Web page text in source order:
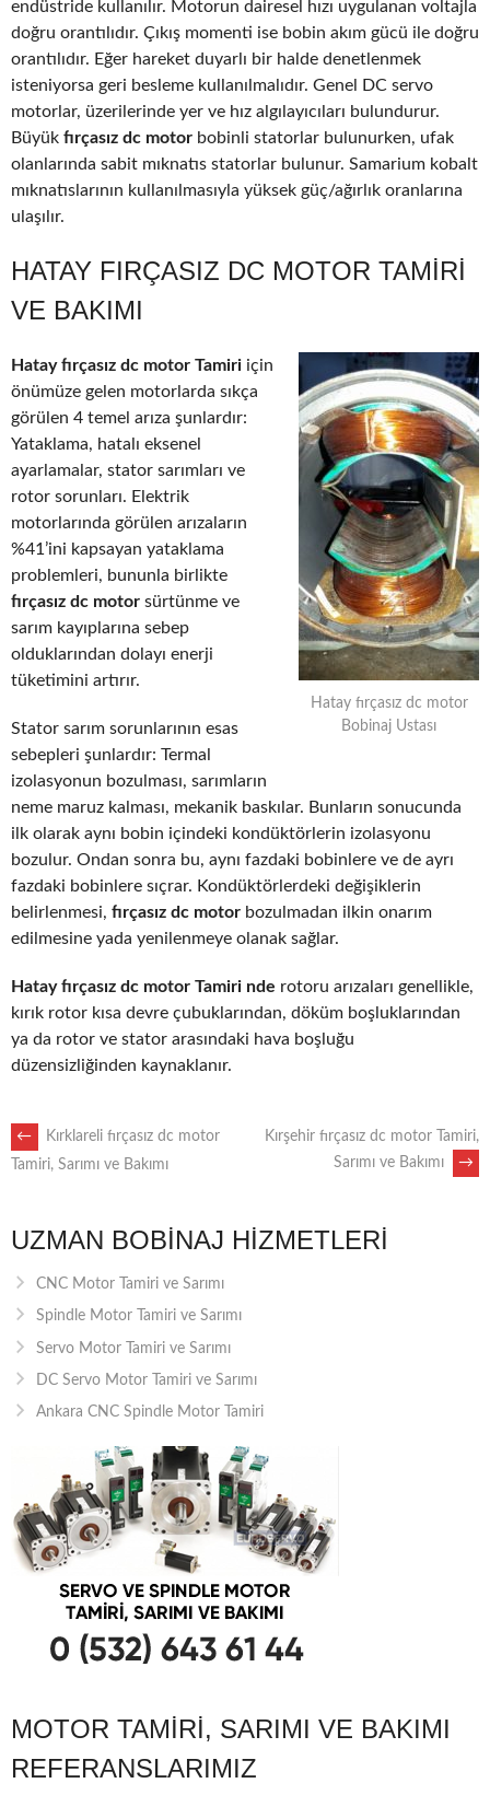
endüstride kullanılır. Motorun dairesel hızı uygulanan voltajla
doğru orantılıdır. Çıkış momenti ise bobin akım gücü ile doğru
orantılıdır. Eğer hareket duyarlı bir halde denetlenmek
isteniyorsa geri besleme kullanılmalıdır. Genel DC servo
motorlar, üzerilerinde yer ve hız algılayıcıları bulundurur.
Büyük fırçasız dc motor bobinli statorlar bulunurken, ufak
olanlarında sabit mıknatıs statorlar bulunur. Samarium kobalt
mıknatıslarının kullanılmasıyla yüksek güç/ağırlık oranlarına
ulaşılır.
HATAY FIRÇASIZ DC MOTOR TAMIRI
VE BAKIMI
Hatay fırçasız dc motor
Bobinaj Ustası
Hatay fırçasız dc motor Tamiri için
önümüze gelen motorlarda sıkça
görülen 4 temel arıza şunlardır:
Yataklama, hatalı eksenel
ayarlamalar, stator sarımları ve
rotor sorunları. Elektrik
motorlarında görülen arızaların
%41’ini kapsayan yataklama
problemleri, bununla birlikte
fırçasız dc motor sürtünme ve
sarım kayıplarına sebep
olduklarından dolayı enerji
tüketimini artırır.
Stator sarım sorunlarının esas
sebepleri şunlardır: Termal
izolasyonun bozulması, sarımların
neme maruz kalması, mekanik baskılar. Bunların sonucunda
ilk olarak aynı bobin içindeki kondüktörlerin izolasyonu
bozulur. Ondan sonra bu, aynı fazdaki bobinlere ve de ayrı
fazdaki bobinlere sıçrar. Kondüktörlerdeki değişiklerin
belirlenmesi, fırçasız dc motor bozulmadan ilkin onarım
edilmesine yada yenilenmeye olanak sağlar.
Hatay fırçasız dc motor Tamiri nde rotoru arızaları genellikle,
kırık rotor kısa devre çubuklarından, döküm boşluklarından
ya da rotor ve stator arasındaki hava boşluğu
düzensizliğinden kaynaklanır.
POST
←
Kırklareli fırçasız dc motor
Tamiri, Sarımı ve Bakımı
Kırşehir fırçasız dc motor Tamiri,
Sarımı ve Bakımı
→
UZMAN BOBINAJ HIZMETLERI
CNC Motor Tamiri ve Sarımı
Spindle Motor Tamiri ve Sarımı
Servo Motor Tamiri ve Sarımı
DC Servo Motor Tamiri ve Sarımı
Ankara CNC Spindle Motor Tamiri
MOTOR TAMIRI, SARIMI VE BAKIMI
REFERANSLARIMIZ